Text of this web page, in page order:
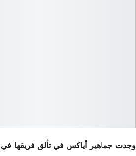
وجدت جماهير أياكس في تألق فريقها في